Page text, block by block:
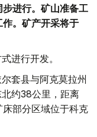
进行。矿山准备工
。矿产开采将于
进行开发。
套县与阿克莫拉州
约38公里，距离
部分区域位于科克